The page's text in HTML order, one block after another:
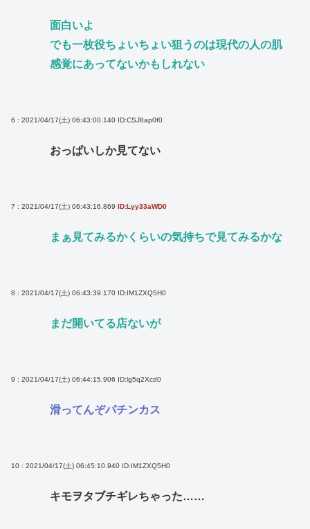
面白いよ
でも一枚役ちょいちょい狙うのは現代の人の肌
感覚にあってないかもしれない
6 : 2021/04/17(土) 06:43:00.140 ID:CSJ8ap0f0
おっぱいしか見てない
7 : 2021/04/17(土) 06:43:16.869 ID:Lyy33aWD0
まぁ見てみるかくらいの気持ちで見てみるかな
8 : 2021/04/17(土) 06:43:39.170 ID:IM1ZXQ5H0
まだ開いてる店ないが
9 : 2021/04/17(土) 06:44:15.906 ID:lg5q2Xcd0
滑ってんぞパチンカス
10 : 2021/04/17(土) 06:45:10.940 ID:IM1ZXQ5H0
キモヲタブチギレちゃった……